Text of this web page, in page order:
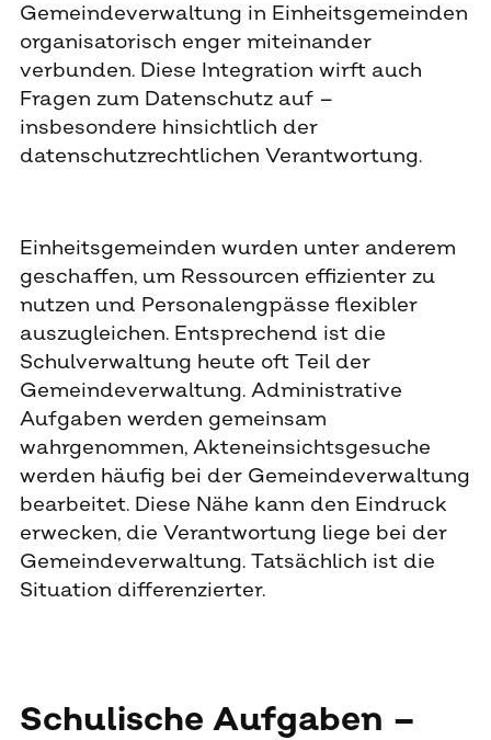
Gemeindeverwaltung in Einheitsgemeinden
organisatorisch enger miteinander
verbunden. Diese Integration wirft auch
Fragen zum Datenschutz auf –
insbesondere hinsichtlich der
datenschutzrechtlichen Verantwortung.
Einheitsgemeinden wurden unter anderem
geschaffen, um Ressourcen effizienter zu
nutzen und Personalengpässe flexibler
auszugleichen. Entsprechend ist die
Schulverwaltung heute oft Teil der
Gemeindeverwaltung. Administrative
Aufgaben werden gemeinsam
wahrgenommen, Akteneinsichtsgesuche
werden häufig bei der Gemeindeverwaltung
bearbeitet. Diese Nähe kann den Eindruck
erwecken, die Verantwortung liege bei der
Gemeindeverwaltung. Tatsächlich ist die
Situation differenzierter.
Schulische Aufgaben –